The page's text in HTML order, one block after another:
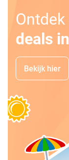
deals
Bekijk hier